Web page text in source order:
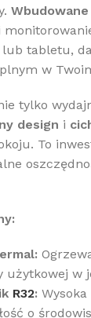
tabletu,
w
tylko
design i
To
użytkowej w
R32:
o